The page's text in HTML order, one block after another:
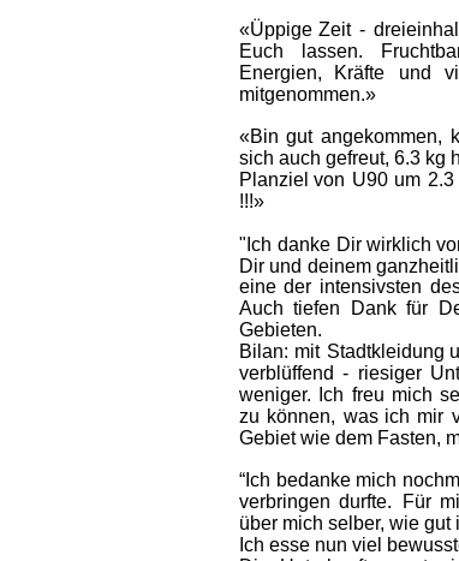
«Üppige Zeit -
Euch
lassen.
Energien, Kräfte und
mitgenommen.»
«Bin gut angekommen,
sich auch gefreut, 6.3 kg
Planziel von U90 um
!!!»
"Ich danke Dir wirklich
Dir und deinem
eine der intensivsten
Auch tiefen Dank für
Gebieten.
Bilan: mit Stadtkleidung
verblüffend - riesiger
weniger.
Ich freu mich
zu können, was ich mir
Gebiet wie dem Fasten,
“Ich bedanke mich
verbringen durfte. Für
über mich selber, wie
Ich esse nun viel